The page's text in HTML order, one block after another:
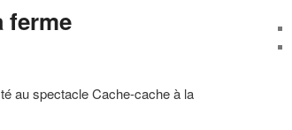
ferme
au spectacle Cache-cache à la